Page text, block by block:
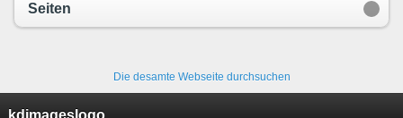
Seiten
Die desamte Webseite durchsuchen